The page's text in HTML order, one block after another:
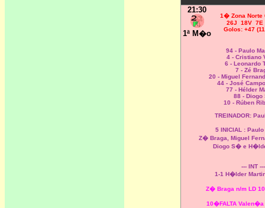
21:30
1ª M�o
1� Zona Norte
26J 18V
Golos: +47
94 - Paulo
4 - Cristiano
6 - Leonardo
7 - Zé
20 - Miguel
44 - José
77 - Hélder
88 - Diogo
10 - Rúben
TREINADOR:
5 INICIAL :
Z� Braga, Miguel
Diogo S� e
--- INT ---
1-1 H�lder
Z� Braga n/m LD
10�FALTA